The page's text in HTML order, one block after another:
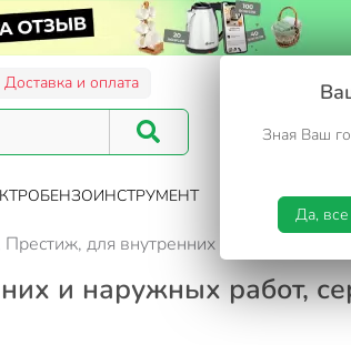
Зная Ваш
Да, все
Доставка и оплата
САД И
для внутренних и наружных
и наружных работ,